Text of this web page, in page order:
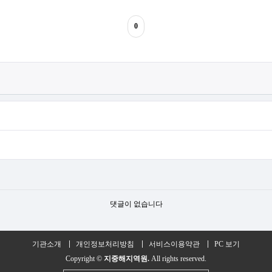
0
댓글이 없습니다
기관소개 개인정보처리방침 서비스이용약관
PC 보기
Copyright © 지중해지역원. All rights reserved.